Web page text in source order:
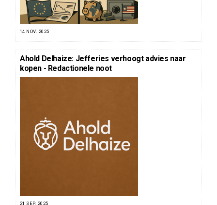
14 NOV. 2025
Ahold Delhaize: Jefferies verhoogt advies naar
kopen - Redactionele noot
21 SEP. 2025